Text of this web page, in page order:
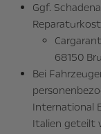
Ggf.
68150
Bei
International
Italien geteilt